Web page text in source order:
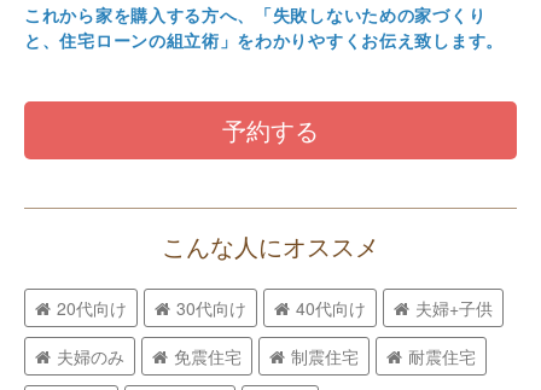
これから家を購入する方へ、「失敗しないための家づくり
と、住宅ローンの組立術」をわかりやすくお伝え致します。
予約する
こんな人にオススメ
20代向け 30代向け 40代向け
夫婦+子供
夫婦のみ
免震住宅 制震住宅
耐震住宅